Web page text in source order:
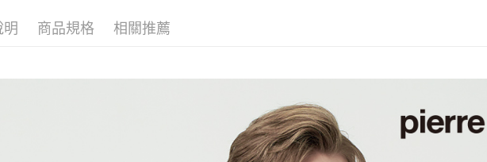
7-11取貨付款
付款後7-11取貨
每筆NT$60，滿NT$1,200(含以上)免
明 商品規格 相關推薦